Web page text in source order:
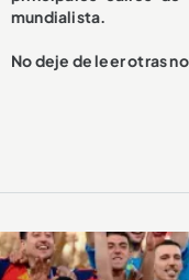
mundialista.
No deje de leer otras